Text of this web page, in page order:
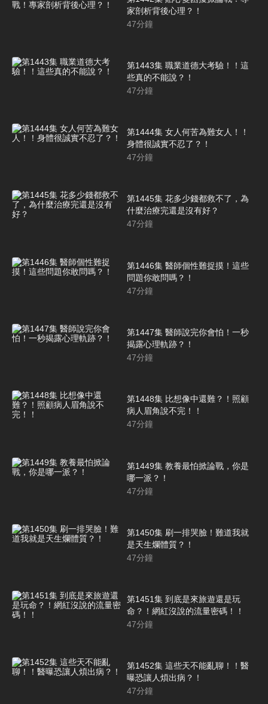
家剖析背後心理？！
47分鐘
第1443集 職業道德大考驗！！這
些真的不能說？！
47分鐘
第1444集 女人何苦為難女人！！
身體很誠實不忍了？！
47分鐘
第1445集 花多少錢都救不了，為
什麼治療完還是沒有好？
47分鐘
第1446集 醫師個性難捉摸！這些
問題你敢問嗎？！
47分鐘
第1447集 醫師說完你會怕！一秒
揭露心理軌跡？！
47分鐘
第1448集 比想像中還難？！照顧
病人眉角說不完！！
47分鐘
第1449集 教養最怕掀論戰，你是
哪一派？！
47分鐘
第1450集 刷一排哭臉！難道我就
是天生爛體質？！
47分鐘
第1451集 到底是來旅遊還是玩
命？！網紅沒說的流量密碼！！
47分鐘
第1452集 這些天不能亂聊！！醫
曝恐讓人煩出病？！
47分鐘